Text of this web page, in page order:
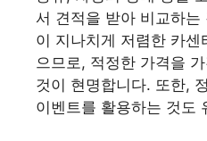
서 견적을 받아 비교하는
이 지나치게 저렴한 카센
으므로, 적정한 가격을
것이 현명합니다. 또한,
이벤트를 활용하는 것도